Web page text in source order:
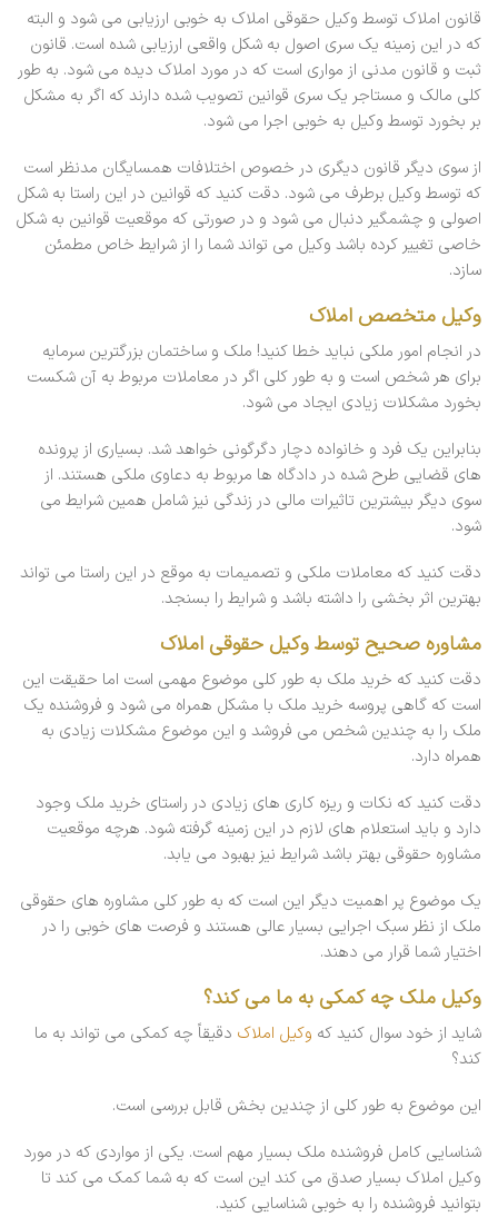
قانون املاک توسط وکیل حقوقی املاک به خوبی ارزیابی می شود و البته
که در این زمینه یک سری اصول به شکل واقعی ارزیابی شده است. قانون
ثبت و قانون مدنی از مواری است که در مورد املاک دیده می شود. به طور
کلی مالک و مستاجر یک سری قوانین تصویب شده دارند که اگر به مشکل
بر بخورد توسط وکیل به خوبی اجرا می شود.
از سوی دیگر قانون دیگری در خصوص اختلافات همسایگان مدنظر است
که توسط وکیل برطرف می شود. دقت کنید که قوانین در این راستا به شکل
اصولی و چشمگیر دنبال می شود و در صورتی که موقعیت قوانین به شکل
خاصی تغییر کرده باشد وکیل می تواند شما را از شرایط خاص مطمئن
سازد.
وکیل متخصص املاک
در انجام امور ملکی نباید خطا کنید! ملک و ساختمان بزرگترین سرمایه
برای هر شخص است و به طور کلی اگر در معاملات مربوط به آن شکست
بخورد مشکلات زیادی ایجاد می شود.
بنابراین یک فرد و خانواده دچار دگرگونی خواهد شد. بسیاری از پرونده
های قضایی طرح شده در دادگاه ها مربوط به دعاوی ملکی هستند. از
سوی دیگر بیشترین تاثیرات مالی در زندگی نیز شامل همین شرایط می
شود.
دقت کنید که معاملات ملکی و تصمیمات به موقع در این راستا می تواند
بهترین اثر بخشی را داشته باشد و شرایط را بسنجد.
مشاوره صحیح توسط وکیل حقوقی املاک
دقت کنید که خرید ملک به طور کلی موضوع مهمی است اما حقیقت این
است که گاهی پروسه خرید ملک با مشکل همراه می شود و فروشنده یک
ملک را به چندین شخص می فروشد و این موضوع مشکلات زیادی به
همراه دارد.
دقت کنید که نکات و ریزه کاری های زیادی در راستای خرید ملک وجود
دارد و باید استعلام های لازم در این زمینه گرفته شود. هرچه موقعیت
مشاوره حقوقی بهتر باشد شرایط نیز بهبود می یابد.
یک موضوع پر اهمیت دیگر این است که به طور کلی مشاوره های حقوقی
ملک از نظر سبک اجرایی بسیار عالی هستند و فرصت های خوبی را در
اختیار شما قرار می دهند.
وکیل ملک چه کمکی به ما می کند؟
شاید از خود سوال کنید که وکیل املاک دقیقاً چه کمکی می تواند به ما
کند؟
این موضوع به طور کلی از چندین بخش قابل بررسی است.
شناسایی کامل فروشنده ملک بسیار مهم است. یکی از مواردی که در مورد
وکیل املاک بسیار صدق می کند این است که به شما کمک می کند تا
بتوانید فروشنده را به خوبی شناسایی کنید.